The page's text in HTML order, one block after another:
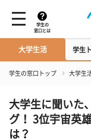
学生の
窓口とは
大学生活 学生
学生の窓口トップ 大学生
大学生に聞いた
グ！ 3位宇宙英
は？